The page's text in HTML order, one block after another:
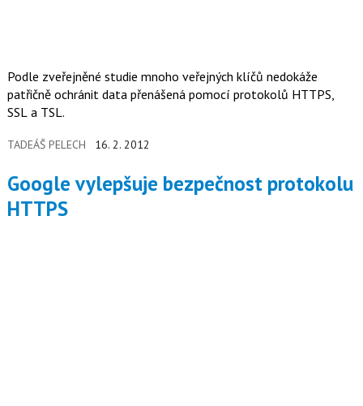
Podle zveřejněné studie mnoho veřejných klíčů nedokáže
patřičně ochránit data přenášená pomocí protokolů HTTPS,
SSL a TSL.
TADEÁŠ PELECH 16. 2. 2012
Google vylepšuje bezpečnost protokolu
HTTPS